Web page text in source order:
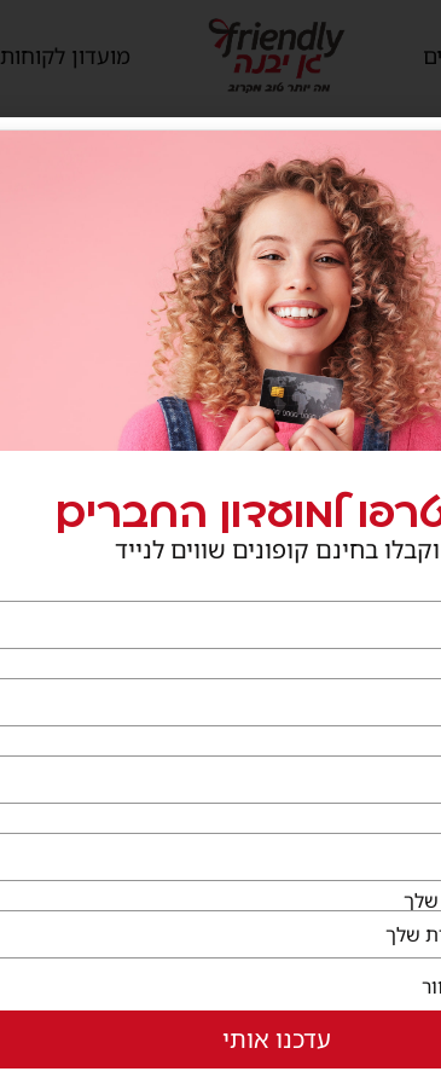
מועדון לקוחות
56
למועדון החברים
וקבלו בחינם קופונים שווים לנייד
שלך
עדכנו אותי